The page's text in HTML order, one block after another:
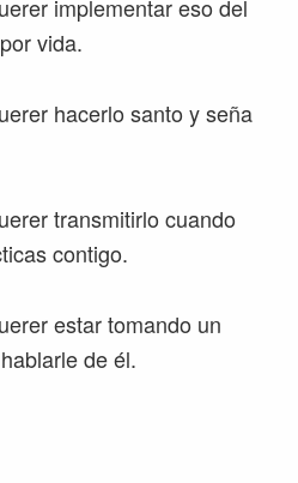
implementar eso del
vida.
hacerlo santo y seña
transmitirlo cuando
contigo.
estar tomando un
de él.